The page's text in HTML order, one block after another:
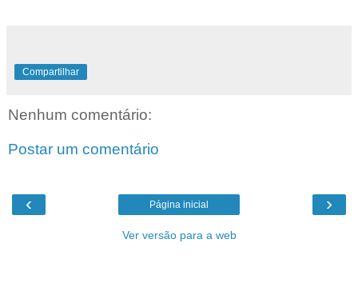
Compartilhar
Nenhum comentário:
Postar um comentário
‹ ›
Página inicial
Ver versão para a web